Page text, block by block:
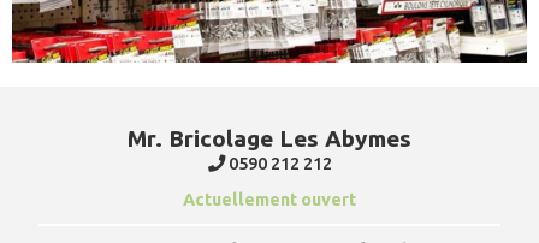
Mr. Bricolage Les Abymes
0590 212 212
Actuellement ouvert